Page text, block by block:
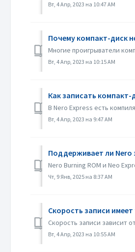
Вт, 4 Апр, 2023 на 10:47 AM
Почему компакт-диск
Многие проигрыватели
Вт, 4 Апр, 2023 на 10:15 AM
Как записать компакт-
В Nero Express есть
Вт, 4 Апр, 2023 на 9:47 AM
Поддерживает ли Nero
Nero Burning ROM и Neo
Чт, 9 Янв, 2025 на 8:37 AM
Скорость записи
Скорость записи зависит
Вт, 4 Апр, 2023 на 10:55 AM